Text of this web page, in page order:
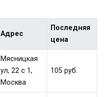
Адрес
Последняя
цена
Мясницкая
ул, 22 с 1,
Москва
105 руб.